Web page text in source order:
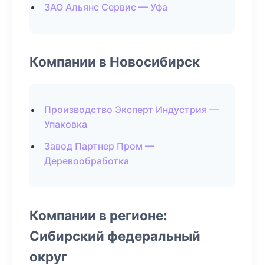
ЗАО Альянс Сервис — Уфа
Компании в Новосибирск
Производство Эксперт Индустрия —
Упаковка
Завод Партнер Пром —
Деревообработка
Компании в регионе:
Сибирский федеральный
округ